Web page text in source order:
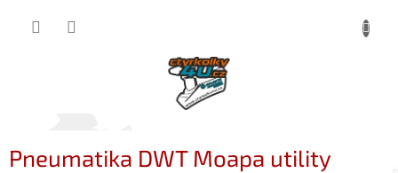
Pneumatika DWT Moapa utility